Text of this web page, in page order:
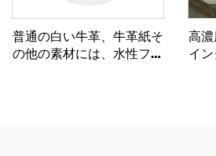
普通の白い牛革、牛革紙そ
の他の素材には、水性フレ
高
イ